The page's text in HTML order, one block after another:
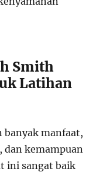
Smith
Latihan
banyak manfaat,
dan kemampuan
ini sangat baik